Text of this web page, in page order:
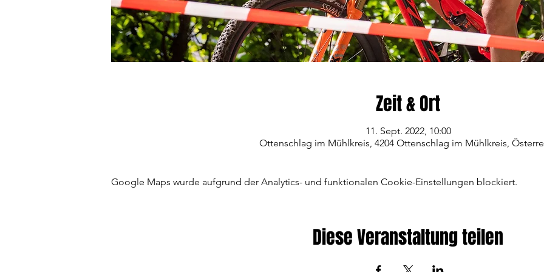
Zeit & Ort
11. Sept. 2022, 10:00
Ottenschlag im Mühlkreis, 4204 Ottenschlag im Mühlkreis,
Google Maps wurde aufgrund der Analytics- und funktionalen Cookie-Einstellungen blockiert.
Diese Veranstaltung teilen